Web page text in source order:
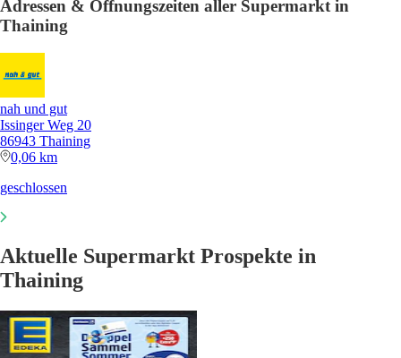
Adressen & Öffnungszeiten aller Supermarkt in
Thaining
nah und gut
Issinger Weg 20
86943 Thaining
0,06 km
geschlossen
Aktuelle Supermarkt Prospekte in
Thaining